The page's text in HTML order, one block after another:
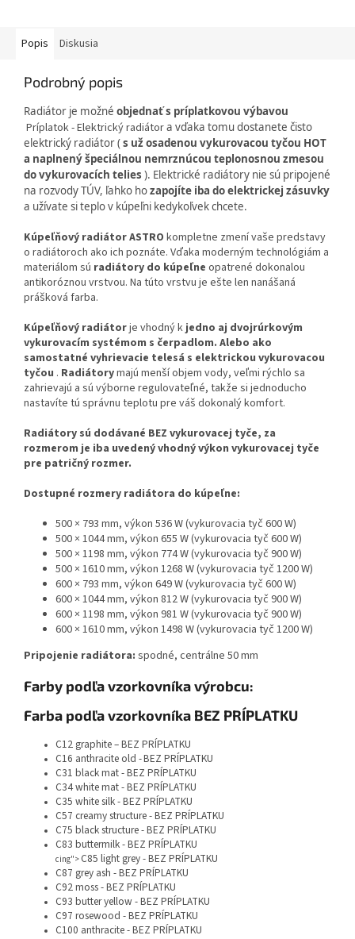
Popis Diskusia
Podrobný popis
Radiátor je možné objednať s príplatkovou výbavou
Príplatok - Elektrický radiátora vďaka tomu dostanete čisto
elektrický radiátor (s už osadenou vykurovacou tyčou HOT
a naplnený špeciálnou nemrznúcou teplonosnou zmesou
do vykurovacích telies ). Elektrické radiátory nie sú pripojené
na rozvody TÚV, ľahko hozapojíte iba do elektrickej zásuvky
a užívate si teplo v kúpeľni kedykoľvek chcete.
Kúpeľňový radiátor ASTRO kompletne zmení vaše predstavy
o radiátoroch ako ich poznáte. Vďaka moderným technológiám a
materiálom sú radiátory do kúpeľne opatrené dokonalou
antikoróznou vrstvou. Na túto vrstvu je ešte len nanášaná
prášková farba.
Kúpeľňový radiátorje vhodný kjedno aj dvojrúrkovým
vykurovacím systémom s čerpadlom. Alebo ako
samostatné vyhrievacie telesá s elektrickou vykurovacou
tyčou . Radiátorymajú menší objem vody, veľmi rýchlo sa
zahrievajú a sú výborne regulovateľné, takže si jednoducho
nastavíte tú správnu teplotu pre váš dokonalý komfort.
Radiátory sú dodávané BEZ vykurovacej tyče, za
rozmerom je iba uvedený vhodný výkon vykurovacej tyče
pre patričný rozmer.
Dostupné rozmery radiátora do kúpeľne:
500 × 793 mm, výkon 536 W (vykurovacia tyč 600 W)
500 × 1044 mm, výkon 655 W (vykurovacia tyč 600 W)
500 × 1198 mm, výkon 774 W (vykurovacia tyč 900 W)
500 × 1610 mm, výkon 1268 W (vykurovacia tyč 1200 W)
600 × 793 mm, výkon 649 W (vykurovacia tyč 600 W)
600 × 1044 mm, výkon 812 W (vykurovacia tyč 900 W)
600 × 1198 mm, výkon 981 W (vykurovacia tyč 900 W)
600 × 1610 mm, výkon 1498 W (vykurovacia tyč 1200 W)
Pripojenie radiátora: spodné, centrálne 50 mm
Farby podľa vzorkovníka výrobcu:
Farba podľa vzorkovníka BEZ PRÍPLATKU
C12 graphite – BEZ PRÍPLATKU
C16 anthracite old -BEZ PRÍPLATKU
C31 black mat - BEZ PRÍPLATKU
C34 white mat - BEZ PRÍPLATKU
C35 white silk - BEZ PRÍPLATKU
C57 creamy structure - BEZ PRÍPLATKU
C75 black structure - BEZ PRÍPLATKU
C83 buttermilk - BEZ PRÍPLATKU
cing">C85 light grey - BEZ PRÍPLATKU
C87 grey ash - BEZ PRÍPLATKU
C92 moss - BEZ PRÍPLATKU
C93 butter yellow - BEZ PRÍPLATKU
C97 rosewood - BEZ PRÍPLATKU
C100 anthracite - BEZ PRÍPLATKU